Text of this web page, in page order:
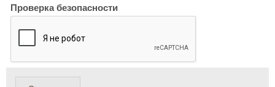
Проверка безопасности